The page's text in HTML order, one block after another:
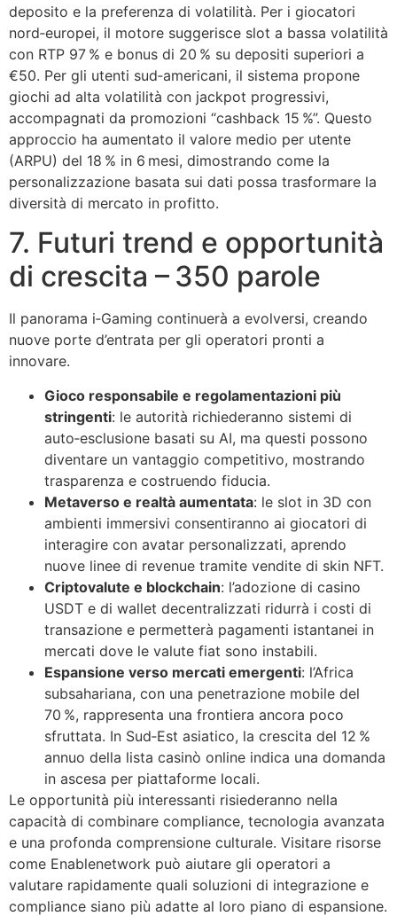
deposito e la preferenza di volatilità. Per i giocatori
nord‑europei, il motore suggerisce slot a bassa volatilità
con RTP 97 % e bonus di 20 % su depositi superiori a
€50. Per gli utenti sud‑americani, il sistema propone
giochi ad alta volatilità con jackpot progressivi,
accompagnati da promozioni “cashback 15 %”. Questo
approccio ha aumentato il valore medio per utente
(ARPU) del 18 % in 6 mesi, dimostrando come la
personalizzazione basata sui dati possa trasformare la
diversità di mercato in profitto.
7. Futuri trend e opportunità
di crescita – 350 parole
Il panorama i‑Gaming continuerà a evolversi, creando
nuove porte d’entrata per gli operatori pronti a
innovare.
Gioco responsabile e regolamentazioni più
stringenti: le autorità richiederanno sistemi di
auto‑esclusione basati su AI, ma questi possono
diventare un vantaggio competitivo, mostrando
trasparenza e costruendo fiducia.
Metaverso e realtà aumentata: le slot in 3D con
ambienti immersivi consentiranno ai giocatori di
interagire con avatar personalizzati, aprendo
nuove linee di revenue tramite vendite di skin NFT.
Criptovalute e blockchain: l’adozione di casino
USDT e di wallet decentralizzati ridurrà i costi di
transazione e permetterà pagamenti istantanei in
mercati dove le valute fiat sono instabili.
Espansione verso mercati emergenti: l’Africa
subsahariana, con una penetrazione mobile del
70 %, rappresenta una frontiera ancora poco
sfruttata. In Sud‑Est asiatico, la crescita del 12 %
annuo della lista casinò online indica una domanda
in ascesa per piattaforme locali.
Le opportunità più interessanti risiederanno nella
capacità di combinare compliance, tecnologia avanzata
e una profonda comprensione culturale. Visitare risorse
come Enablenetwork può aiutare gli operatori a
valutare rapidamente quali soluzioni di integrazione e
compliance siano più adatte al loro piano di espansione.